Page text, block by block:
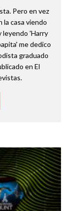
Pero en vez
la casa viendo
leyendo 'Harry
me dedico
graduado
en El